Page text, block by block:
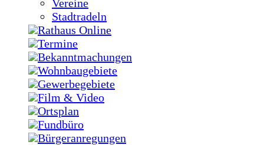
Vereine
Stadtradeln
Rathaus Online
Termine
Bekanntmachungen
Wohnbaugebiete
Gewerbegebiete
Film & Video
Ortsplan
Fundbüro
Bürgeranregungen